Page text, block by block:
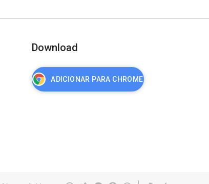
Download
ADICIONAR PARA CHROME